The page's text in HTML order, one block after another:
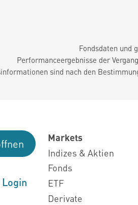
Fondsdaten und
Performanceergebnisse der
sind nach den
Markets
Indizes & Aktien
Fonds
ETF
Derivate